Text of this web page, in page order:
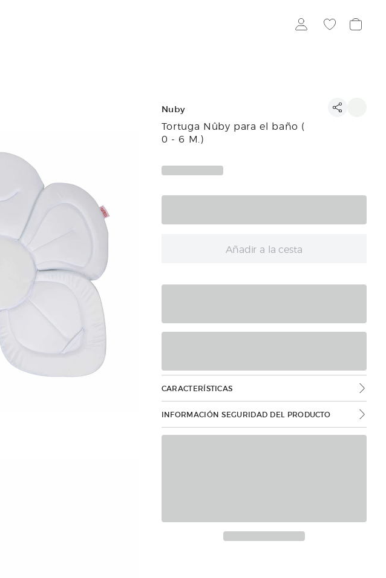
Nuby
Tortuga Nûby para el baño (
0 - 6 M.)
Añadir a la cesta
CARACTERÍSTICAS
INFORMACIÓN SEGURIDAD DEL PRODUCTO